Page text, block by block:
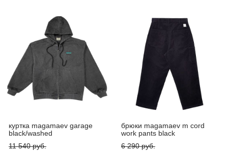
куртка magamaev garage
black/washed
11 540 pуб.
брюки magamaev m cord
work pants black
6 290 pуб.